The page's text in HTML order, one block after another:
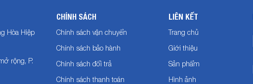
Hòa Hiệp
rộng, P.
CHÍNH SÁCH
Chính sách vận chuyển
Chính sách bảo hành
Chính sách đổi trả
Chính sách thanh toán
LIÊN KẾT
Trang chủ
Giới thiệu
Sản phẩm
Hình ảnh